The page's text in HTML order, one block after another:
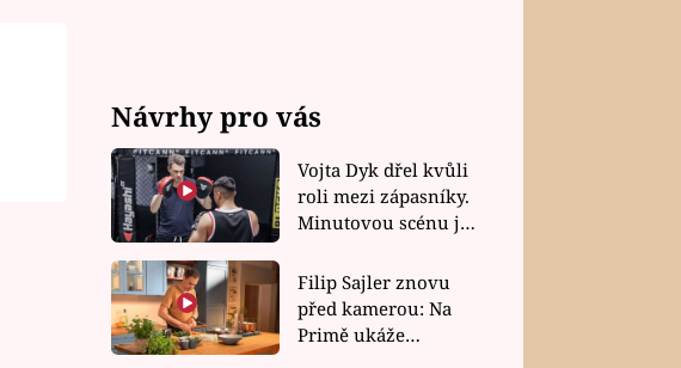
Návrhy pro vás
Vojta Dyk dřel kvůli
roli mezi zápasníky.
Minutovou scénu jel
Filip Sajler znovu
před kamerou: Na
Primě ukáže